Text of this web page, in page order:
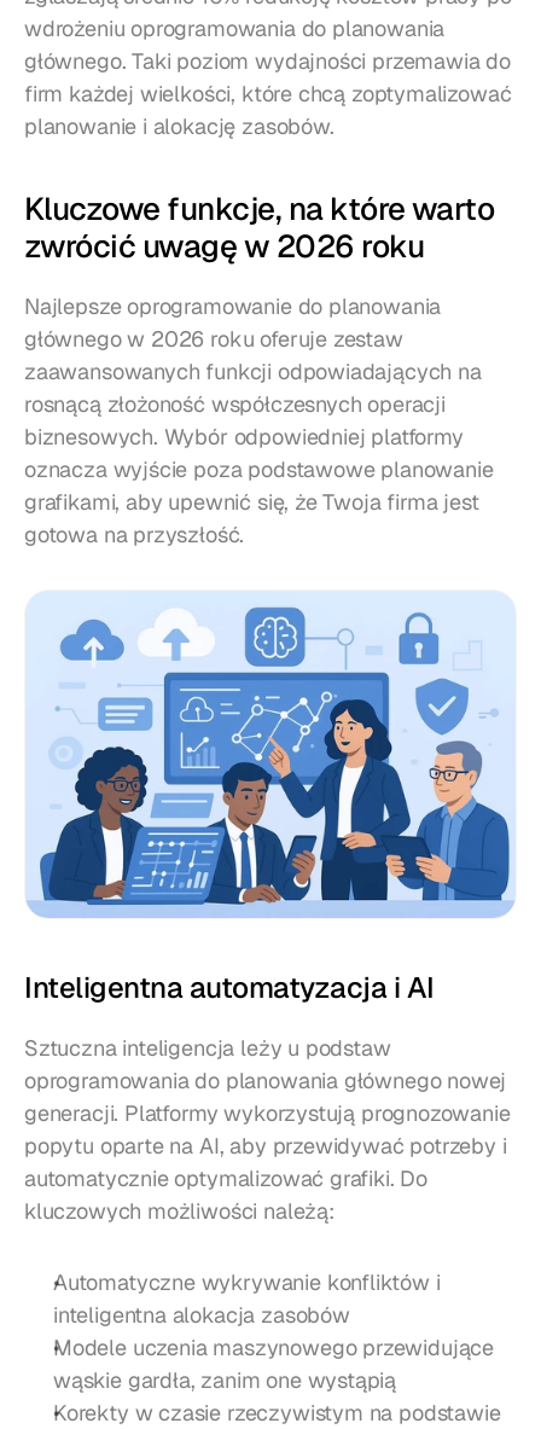
wdrożeniu oprogramowania do planowania
głównego. Taki poziom wydajności przemawia do
firm każdej wielkości, które chcą zoptymalizować
planowanie i alokację zasobów.
Kluczowe funkcje, na które warto
zwrócić uwagę w 2026 roku
Najlepsze oprogramowanie do planowania
głównego w 2026 roku oferuje zestaw
zaawansowanych funkcji odpowiadających na
rosnącą złożoność współczesnych operacji
biznesowych. Wybór odpowiedniej platformy
oznacza wyjście poza podstawowe planowanie
grafikami, aby upewnić się, że Twoja firma jest
gotowa na przyszłość.
Inteligentna automatyzacja i AI
Sztuczna inteligencja leży u podstaw
oprogramowania do planowania głównego nowej
generacji. Platformy wykorzystują prognozowanie
popytu oparte na AI, aby przewidywać potrzeby i
automatycznie optymalizować grafiki. Do
kluczowych możliwości należą:
Automatyczne wykrywanie konfliktów i
inteligentna alokacja zasobów
Modele uczenia maszynowego przewidujące
wąskie gardła, zanim one wystąpią
Korekty w czasie rzeczywistym na podstawie